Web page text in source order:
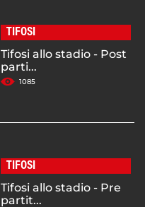
TIFOSI
Tifosi allo stadio - Post
parti...
1085
TIFOSI
Tifosi allo stadio - Pre
partit...